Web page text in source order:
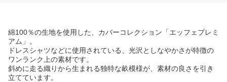
綿100％の生地を使用した、カバーコレクション「エッフェプレミ
アム」。
ドレスシャツなどに使用されている、光沢としなやかさが特徴の
ワンランク上の素材です。
斜めに走る織りから生まれる独特な畝模様が、素材の良さを引き
立てています。